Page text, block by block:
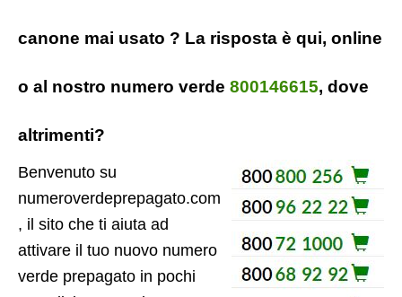
canone mai usato ? La risposta è qui, online
o al nostro numero verde 800146615, dove
altrimenti?
Benvenuto su
numeroverdeprepagato.com
, il sito che ti aiuta ad
attivare il tuo nuovo numero
verde prepagato in pochi